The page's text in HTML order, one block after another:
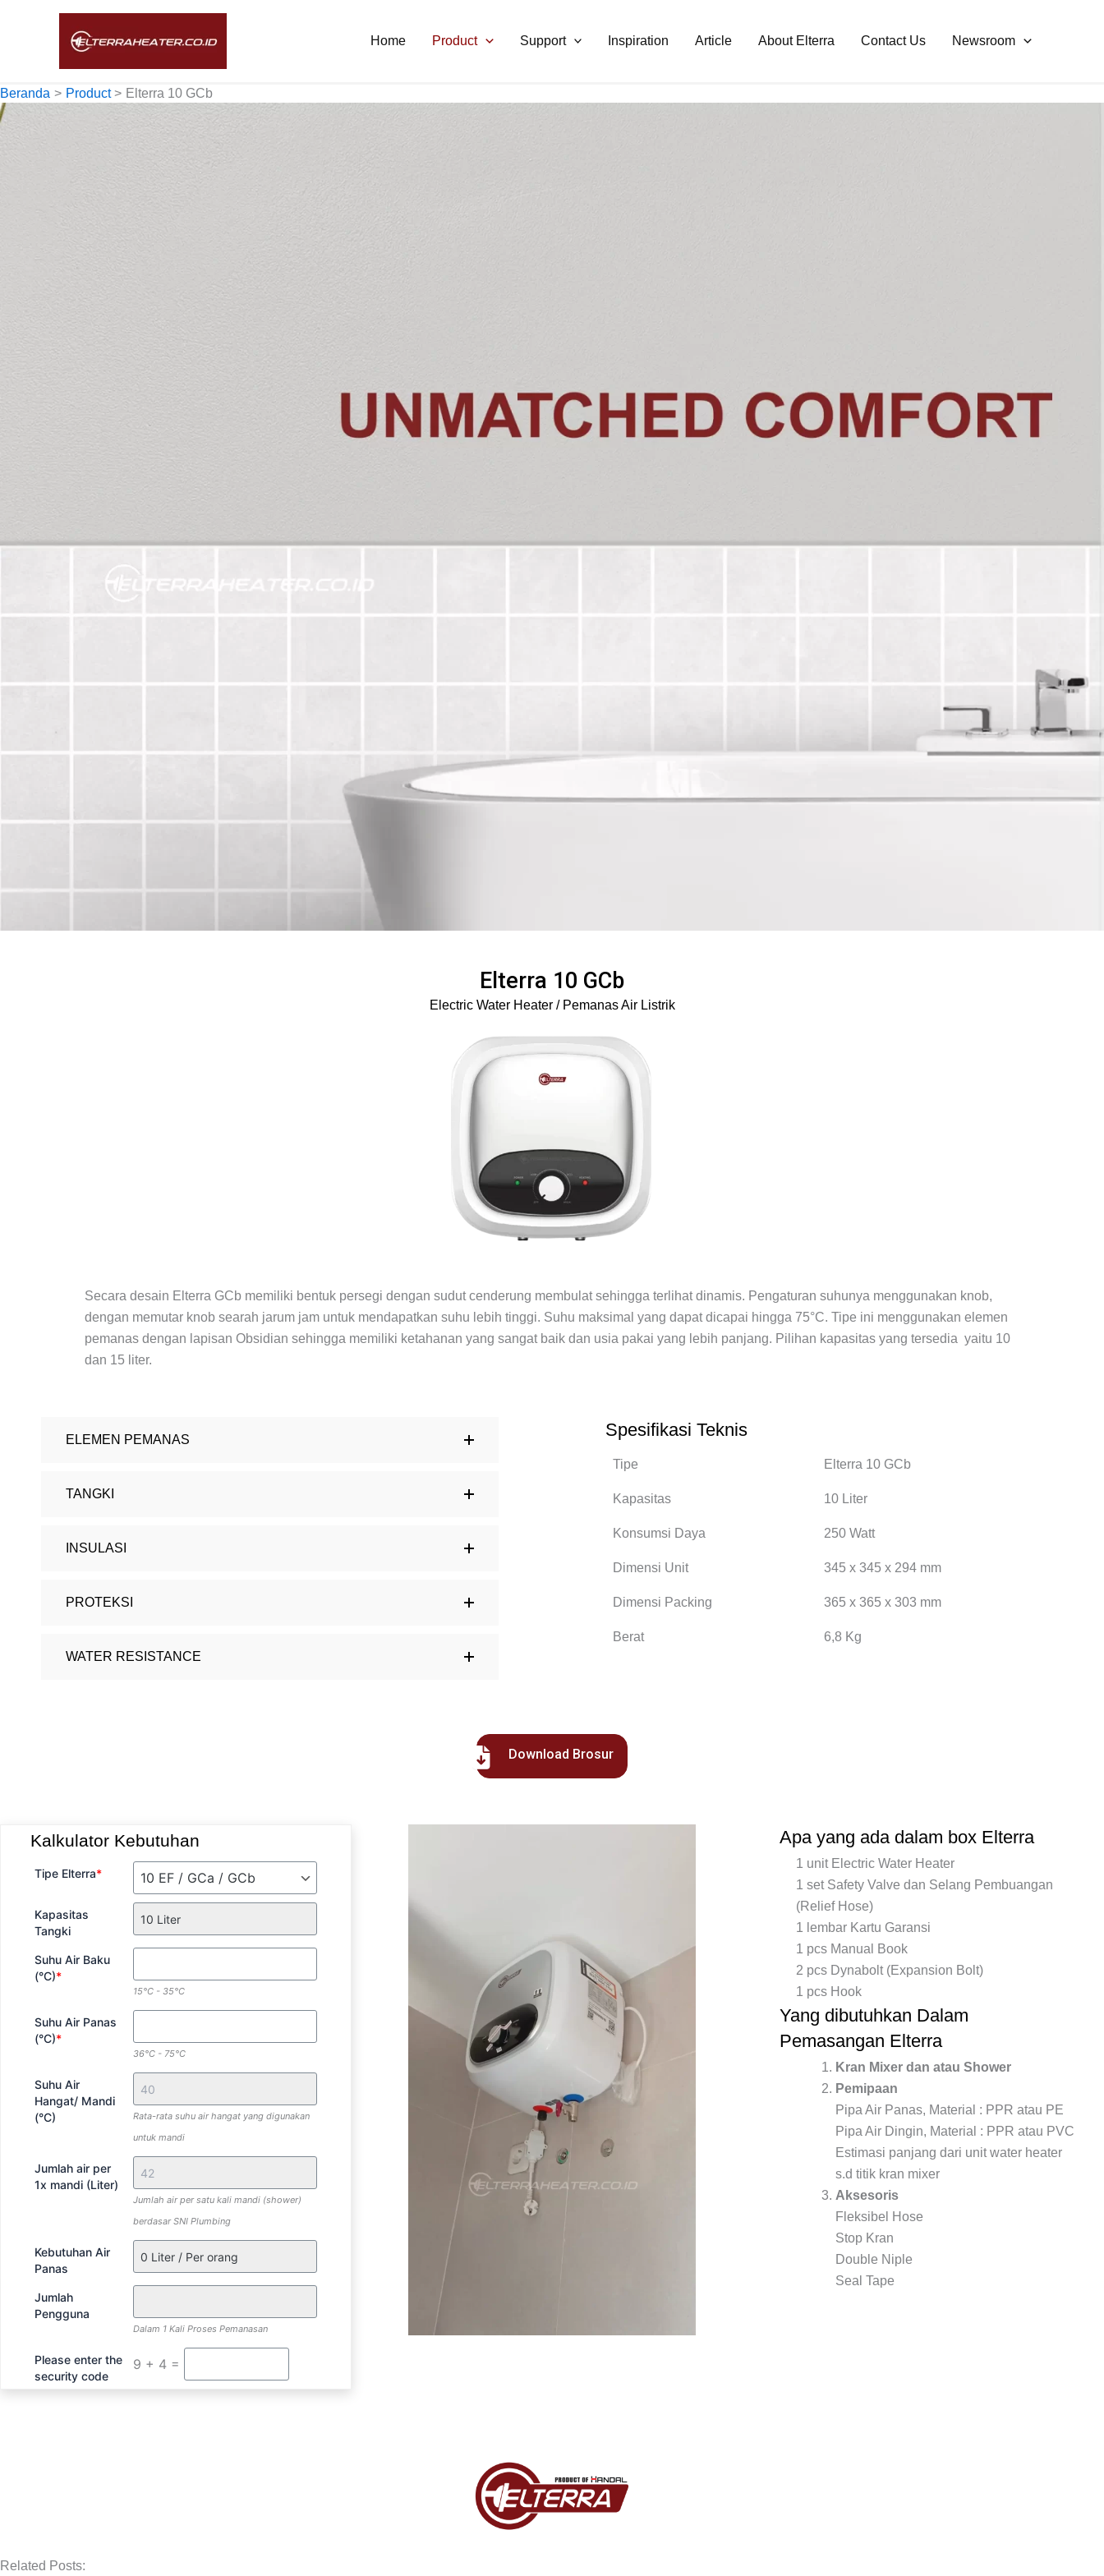
Home Product Support Inspiration Article About Elterra Contact Us Newsroom
Beranda Product Elterra 10 GCb
Elterra 10 GCb
Electric Water Heater / Pemanas Air Listrik
Secara desain Elterra GCb memiliki bentuk persegi dengan sudut cenderung membulat sehingga terlihat dinamis. Pengaturan suhunya menggunakan knob,
dengan memutar knob searah jarum jam untuk mendapatkan suhu lebih tinggi. Suhu maksimal yang dapat dicapai hingga 75°C. Tipe ini menggunakan elemen
pemanas dengan lapisan Obsidian sehingga memiliki ketahanan yang sangat baik dan usia pakai yang lebih panjang. Pilihan kapasitas yang tersedia yaitu 10
dan 15 liter.
ELEMEN PEMANAS
TANGKI
INSULASI
PROTEKSI
WATER RESISTANCE
Spesifikasi Teknis
Tipe Elterra 10 GCb
Kapasitas 10 Liter
Konsumsi Daya 250 Watt
Dimensi Unit 345 x 345 x 294 mm
Dimensi Packing 365 x 365 x 303 mm
Berat 6,8 Kg
Download Brosur
Kalkulator Kebutuhan
Tipe Elterra*
Kapasitas
Tangki
Suhu Air Baku
(°C)*
15°C - 35°C
Suhu Air Panas
(°C)*
36°C - 75°C
Suhu Air
Hangat/ Mandi
(°C)
Rata-rata suhu air hangat yang digunakan
untuk mandi
Jumlah air per
1x mandi (Liter)
Jumlah air per satu kali mandi (shower)
berdasar SNI Plumbing
Kebutuhan Air
Panas
Jumlah
Pengguna
Dalam 1 Kali Proses Pemanasan
Please enter the
security code
9 + 4 =
Apa yang ada dalam box Elterra
1 unit Electric Water Heater
1 set Safety Valve dan Selang Pembuangan
(Relief Hose)
1 lembar Kartu Garansi
1 pcs Manual Book
2 pcs Dynabolt (Expansion Bolt)
1 pcs Hook
Yang dibutuhkan Dalam
Pemasangan Elterra
Kran Mixer dan atau Shower
Pemipaan
Pipa Air Panas, Material : PPR atau PE
Pipa Air Dingin, Material : PPR atau PVC
Estimasi panjang dari unit water heater
s.d titik kran mixer
Aksesoris
Fleksibel Hose
Stop Kran
Double Niple
Seal Tape
Related Posts: